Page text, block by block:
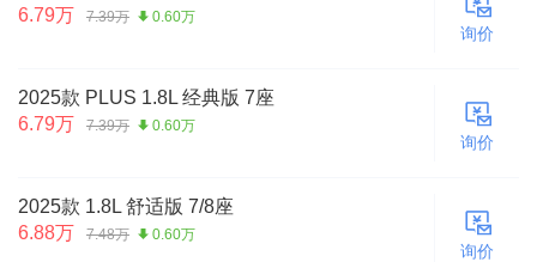
6.79万
7.39万 0.60万
询价
2025款 PLUS 1.8L 经典版 7座
6.79万
7.39万 0.60万
询价
2025款 1.8L 舒适版 7/8座
6.88万
7.48万 0.60万
询价